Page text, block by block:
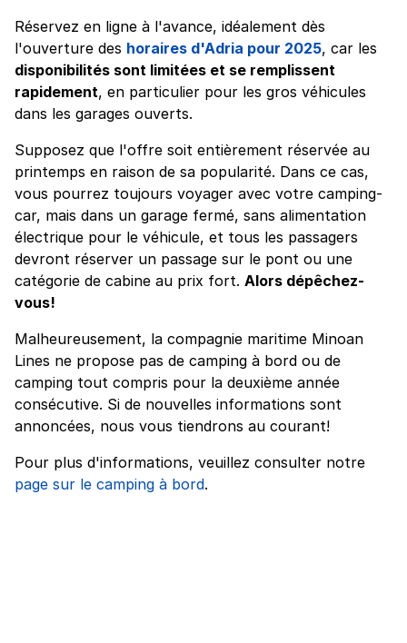
Réservez en ligne à l'avance, idéalement dès
l'ouverture des horaires d'Adria pour 2025, car les
disponibilités sont limitées et se remplissent
rapidement, en particulier pour les gros véhicules
dans les garages ouverts.
Supposez que l'offre soit entièrement réservée au
printemps en raison de sa popularité. Dans ce cas,
vous pourrez toujours voyager avec votre camping-
car, mais dans un garage fermé, sans alimentation
électrique pour le véhicule, et tous les passagers
devront réserver un passage sur le pont ou une
catégorie de cabine au prix fort. Alors dépêchez-
vous!
Malheureusement, la compagnie maritime Minoan
Lines ne propose pas de camping à bord ou de
camping tout compris pour la deuxième année
consécutive. Si de nouvelles informations sont
annoncées, nous vous tiendrons au courant!
Pour plus d'informations, veuillez consulter notre
page sur le camping à bord.